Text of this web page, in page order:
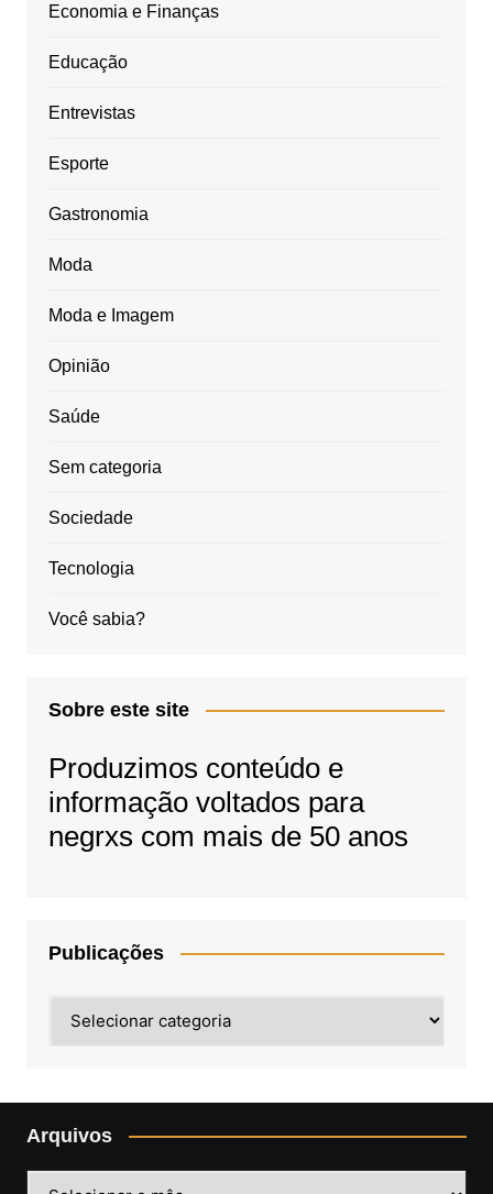
Economia e Finanças
Educação
Entrevistas
Esporte
Gastronomia
Moda
Moda e Imagem
Opinião
Saúde
Sem categoria
Sociedade
Tecnologia
Você sabia?
Sobre este site
Produzimos conteúdo e
informação voltados para
negrxs com mais de 50 anos
Publicações
Arquivos